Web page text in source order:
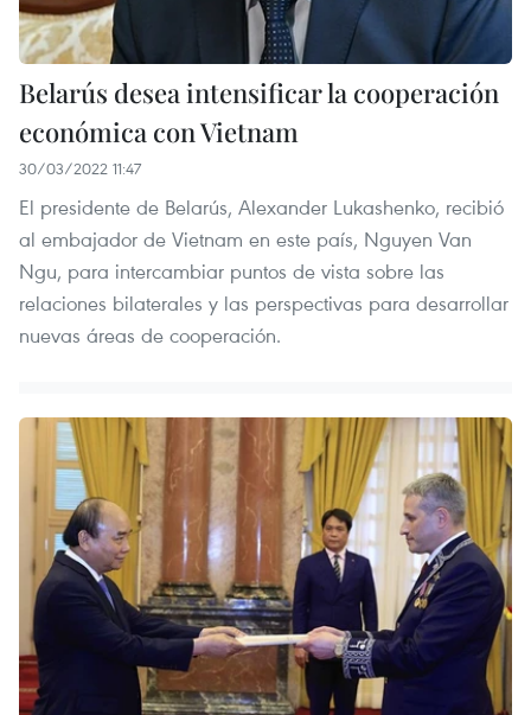
Belarús desea intensificar la cooperación
económica con Vietnam
30/03/2022 11:47
El presidente de Belarús, Alexander Lukashenko, recibió
al embajador de Vietnam en este país, Nguyen Van
Ngu, para intercambiar puntos de vista sobre las
relaciones bilaterales y las perspectivas para desarrollar
nuevas áreas de cooperación.